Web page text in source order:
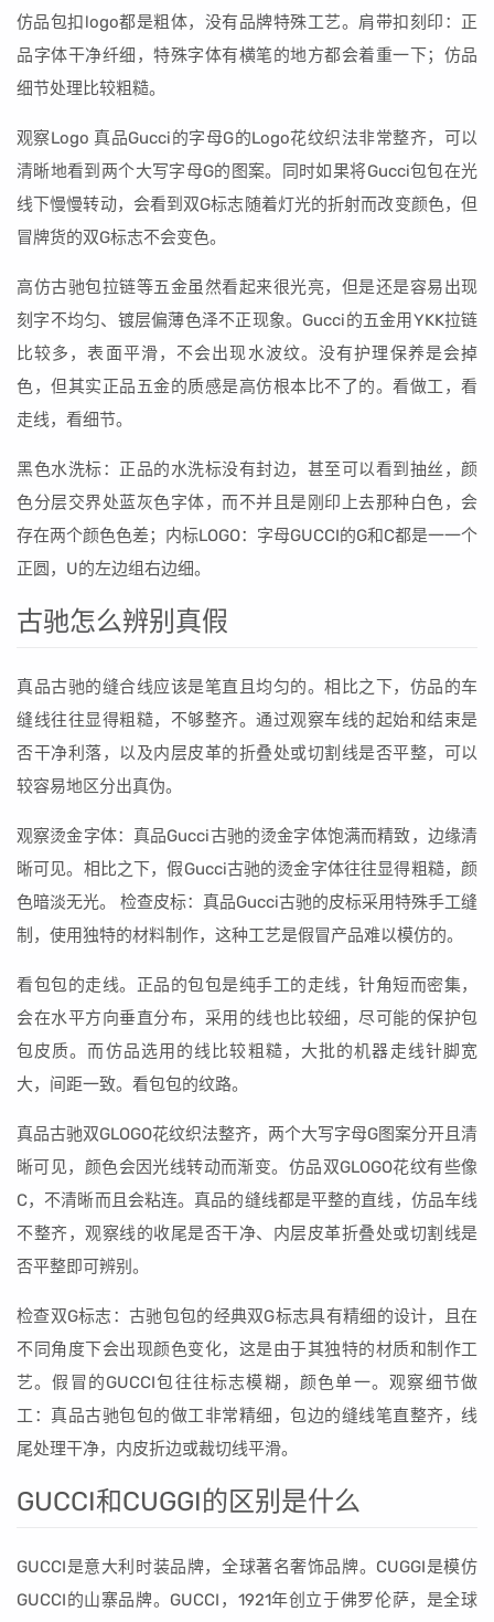
仿品包扣logo都是粗体，没有品牌特殊工艺。肩带扣刻印：正
品字体干净纤细，特殊字体有横笔的地方都会着重一下；仿品
细节处理比较粗糙。
观察Logo 真品Gucci的字母G的Logo花纹织法非常整齐，可以
清晰地看到两个大写字母G的图案。同时如果将Gucci包包在光
线下慢慢转动，会看到双G标志随着灯光的折射而改变颜色，但
冒牌货的双G标志不会变色。
高仿古驰包拉链等五金虽然看起来很光亮，但是还是容易出现
刻字不均匀、镀层偏薄色泽不正现象。Gucci的五金用YKK拉链
比较多，表面平滑，不会出现水波纹。没有护理保养是会掉
色，但其实正品五金的质感是高仿根本比不了的。看做工，看
走线，看细节。
黑色水洗标：正品的水洗标没有封边，甚至可以看到抽丝，颜
色分层交界处蓝灰色字体，而不并且是刚印上去那种白色，会
存在两个颜色色差；内标LOGO：字母GUCCI的G和C都是一一个
正圆，U的左边组右边细。
古驰怎么辨别真假
真品古驰的缝合线应该是笔直且均匀的。相比之下，仿品的车
缝线往往显得粗糙，不够整齐。通过观察车线的起始和结束是
否干净利落，以及内层皮革的折叠处或切割线是否平整，可以
较容易地区分出真伪。
观察烫金字体：真品Gucci古驰的烫金字体饱满而精致，边缘清
晰可见。相比之下，假Gucci古驰的烫金字体往往显得粗糙，颜
色暗淡无光。 检查皮标：真品Gucci古驰的皮标采用特殊手工缝
制，使用独特的材料制作，这种工艺是假冒产品难以模仿的。
看包包的走线。正品的包包是纯手工的走线，针角短而密集，
会在水平方向垂直分布，采用的线也比较细，尽可能的保护包
包皮质。而仿品选用的线比较粗糙，大批的机器走线针脚宽
大，间距一致。看包包的纹路。
真品古驰双GLOGO花纹织法整齐，两个大写字母G图案分开且清
晰可见，颜色会因光线转动而渐变。仿品双GLOGO花纹有些像
C，不清晰而且会粘连。真品的缝线都是平整的直线，仿品车线
不整齐，观察线的收尾是否干净、内层皮革折叠处或切割线是
否平整即可辨别。
检查双G标志：古驰包包的经典双G标志具有精细的设计，且在
不同角度下会出现颜色变化，这是由于其独特的材质和制作工
艺。假冒的GUCCI包往往标志模糊，颜色单一。观察细节做
工：真品古驰包包的做工非常精细，包边的缝线笔直整齐，线
尾处理干净，内皮折边或裁切线平滑。
GUCCI和CUGGI的区别是什么
GUCCI是意大利时装品牌，全球著名奢饰品牌。CUGGI是模仿
GUCCI的山寨品牌。GUCCI，1921年创立于佛罗伦萨，是全球